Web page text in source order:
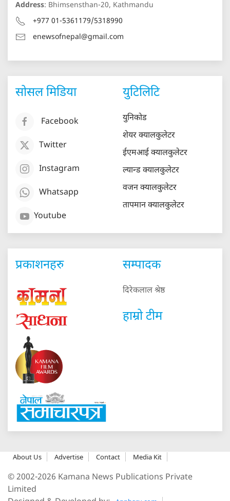
Address: Bhimsensthan-20, Kathmandu
+977 01-5361179/5318990
enewsofnepal@gmail.com
सोसल मिडिया
Facebook
Twitter
Instagram
Whatsapp
Youtube
युटिलिटि
युनिकोड
शेयर क्यालकुलेटर
ईएमआई क्यालकुलेटर
ल्यान्ड क्यालकुलेटर
वजन क्यालकुलेटर
तापमान क्यालकुलेटर
प्रकाशनहरु सम्पादक
दिरेकलाल श्रेष्ठ
हाम्रो टीम
About Us Advertise Contact Media Kit
© 2002-2026 Kamana News Publications Private
Limited